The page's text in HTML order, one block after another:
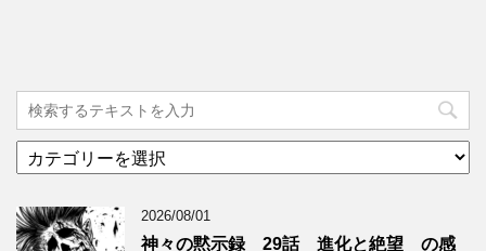
テ
リ
ー
2026/08/01
神々の黙示録 29話 進化と絶望 の感